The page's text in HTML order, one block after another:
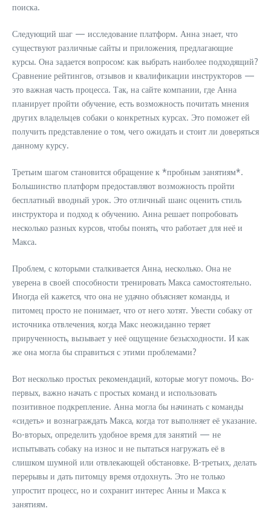
поиска.
Следующий шаг — исследование платформ. Анна знает, что
существуют различные сайты и приложения, предлагающие
курсы. Она задается вопросом: как выбрать наиболее подходящий?
Сравнение рейтингов, отзывов и квалификации инструкторов —
это важная часть процесса. Так, на сайте компании, где Анна
планирует пройти обучение, есть возможность почитать мнения
других владельцев собаки о конкретных курсах. Это поможет ей
получить представление о том, чего ожидать и стоит ли доверяться
данному курсу.
Третьим шагом становится обращение к *пробным занятиям*.
Большинство платформ предоставляют возможность пройти
бесплатный вводный урок. Это отличный шанс оценить стиль
инструктора и подход к обучению. Анна решает попробовать
несколько разных курсов, чтобы понять, что работает для неё и
Макса.
Проблем, с которыми сталкивается Анна, несколько. Она не
уверена в своей способности тренировать Макса самостоятельно.
Иногда ей кажется, что она не удачно объясняет команды, и
питомец просто не понимает, что от него хотят. Увести собаку от
источника отвлечения, когда Макс неожиданно теряет
прирученность, вызывает у неё ощущение безысходности. И как
же она могла бы справиться с этими проблемами?
Вот несколько простых рекомендаций, которые могут помочь. Во-
первых, важно начать с простых команд и использовать
позитивное подкрепление. Анна могла бы начинать с команды
«сидеть» и вознаграждать Макса, когда тот выполняет её указание.
Во-вторых, определить удобное время для занятий — не
испытывать собаку на износ и не пытаться нагружать её в
слишком шумной или отвлекающей обстановке. В-третьих, делать
перерывы и дать питомцу время отдохнуть. Это не только
упростит процесс, но и сохранит интерес Анны и Макса к
занятиям.